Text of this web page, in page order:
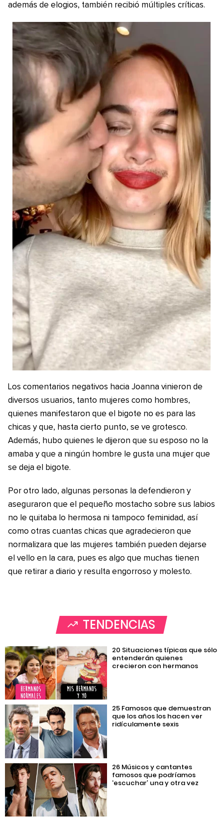
además de elogios, también recibió múltiples críticas.
Los comentarios negativos hacia Joanna vinieron de
diversos usuarios, tanto mujeres como hombres,
quienes manifestaron que el bigote no es para las
chicas y que, hasta cierto punto, se ve grotesco.
Además, hubo quienes le dijeron que su esposo no la
amaba y que a ningún hombre le gusta una mujer que
se deja el bigote.
Por otro lado, algunas personas la defendieron y
aseguraron que el pequeño mostacho sobre sus labios
no le quitaba lo hermosa ni tampoco feminidad, así
como otras cuantas chicas que agradecieron que
normalizara que las mujeres también pueden dejarse
el vello en la cara, pues es algo que muchas tienen
que retirar a diario y resulta engorroso y molesto.
TENDENCIAS
20 Situaciones típicas que sólo
entenderán quienes
crecieron con hermanos
25 Famosos que demuestran
que los años los hacen ver
ridículamente sexis
26 Músicos y cantantes
famosos que podríamos
‘escuchar’ una y otra vez